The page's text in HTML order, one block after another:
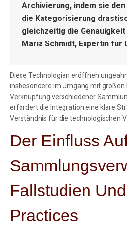
Archivierung, indem sie
die Kategorisierung
gleichzeitig die Genauigkeit
Maria Schmidt, Expertin für
Diese Technologien eröffnen
insbesondere im Umgang mit großen
Verknüpfung verschiedener
erfordert die Integration eine klare
Verständnis für die technologischen
Der Einfluss
Fallstudien
Practices